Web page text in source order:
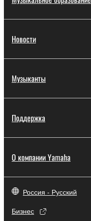
Новости
Музыканты
Поддержка
О компании Yamaha
Россия - Русский
Бизнес